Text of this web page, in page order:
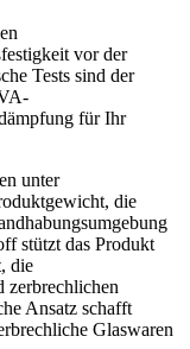
vor der
Tests sind der
für Ihr
unter
die
stützt das Produkt
die
zerbrechlichen
Ansatz schafft
Glaswaren